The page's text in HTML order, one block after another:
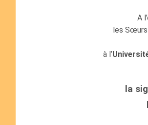
A
les
à l’
la